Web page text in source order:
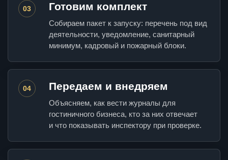
03 Готовим комплект
Собираем пакет к запуску: перечень под вид
деятельности, уведомление, санитарный
минимум, кадровый и пожарный блоки.
04 Передаем и внедряем
Объясняем, как вести журналы для
гостиничного бизнеса, кто за них отвечает
и что показывать инспектору при проверке.